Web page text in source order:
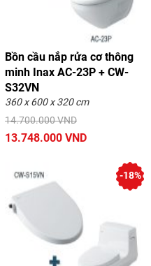
Bồn cầu nắp rửa cơ thông
minh Inax AC-23P + CW-
S32VN
360 x 600 x 320 cm
14.700.000 VND
13.748.000 VND
-18%